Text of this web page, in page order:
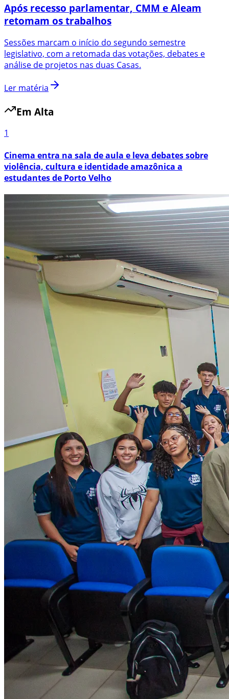
Após recesso parlamentar, CMM e Aleam
retomam os trabalhos
Sessões marcam o início do segundo semestre
legislativo, com a retomada das votações, debates e
análise de projetos nas duas Casas.
Ler matéria
Em Alta
1
Cinema entra na sala de aula e leva debates sobre
violência, cultura e identidade amazônica a
estudantes de Porto Velho